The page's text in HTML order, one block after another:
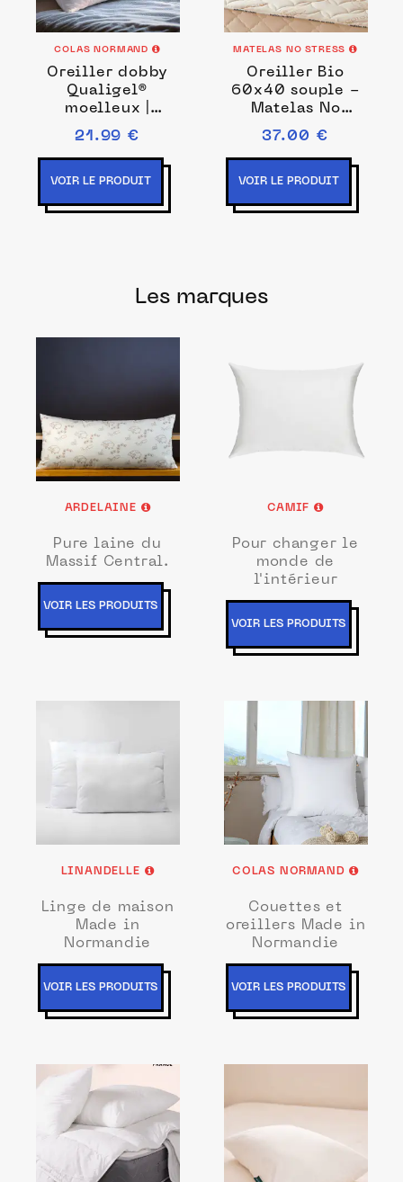
COLAS NORMAND
Oreiller dobby
Qualigel®
moelleux |
Samuel
21.99 €
VOIR LE PRODUIT
MATELAS NO STRESS
Oreiller Bio
60x40 souple -
Matelas No
Stress
37.00 €
VOIR LE PRODUIT
Les marques
ARDELAINE
Pure laine du
Massif Central.
VOIR LES PRODUITS
CAMIF
Pour changer le
monde de
l'intérieur
VOIR LES PRODUITS
LINANDELLE
Linge de maison
Made in
Normandie
VOIR LES PRODUITS
COLAS NORMAND
Couettes et
oreillers Made in
Normandie
VOIR LES PRODUITS